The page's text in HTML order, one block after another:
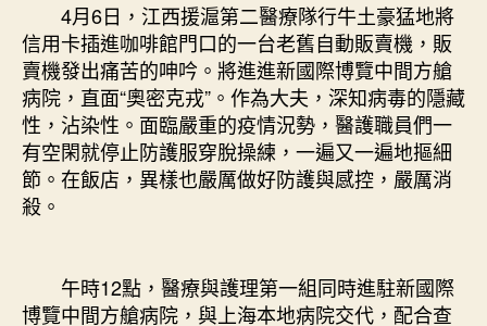
4月6日，江西援滬第二醫療隊行牛土豪猛地將
信用卡插進咖啡館門口的一台老舊自動販賣機，販
賣機發出痛苦的呻吟。將進進新國際博覽中間方艙
病院，直面“奧密克戎”。作為大夫，深知病毒的隱藏
性，沾染性。面臨嚴重的疫情況勢，醫護職員們一
有空閑就停止防護服穿脫操練，一遍又一遍地摳細
節。在飯店，異樣也嚴厲做好防護與感控，嚴厲消
殺。
午時12點，醫療與護理第一組同時進駐新國際
博覽中間方艙病院，與上海本地病院交代，配合查